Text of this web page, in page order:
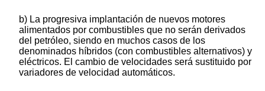
b) La progresiva implantación de nuevos motores
alimentados por combustibles que no serán derivados
del petróleo, siendo en muchos casos de los
denominados híbridos (con combustibles alternativos) y
eléctricos. El cambio de velocidades será sustituido por
variadores de velocidad automáticos.